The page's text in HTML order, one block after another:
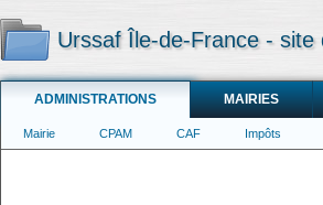
Urssaf Île-de-France - site
ADMINISTRATIONS MAIRIES
Mairie CPAM CAF Impôts